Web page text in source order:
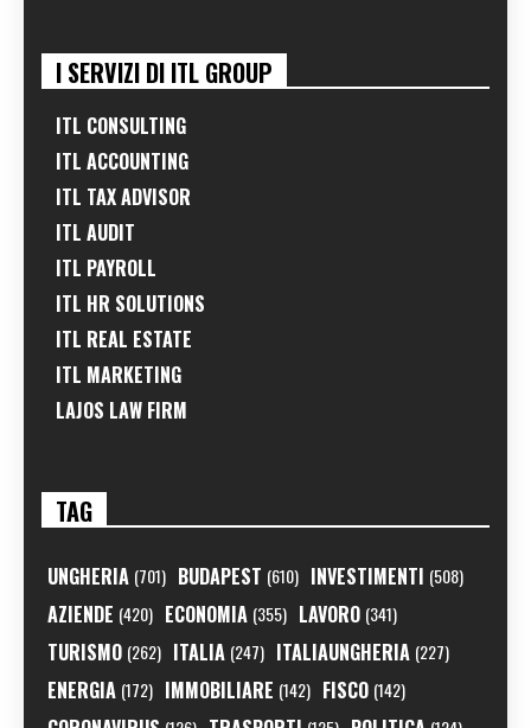
I SERVIZI DI ITL GROUP
ITL CONSULTING
ITL ACCOUNTING
ITL TAX ADVISOR
ITL AUDIT
ITL PAYROLL
ITL HR SOLUTIONS
ITL REAL ESTATE
ITL MARKETING
LAJOS LAW FIRM
TAG
UNGHERIA (701) BUDAPEST (610) INVESTIMENTI (508)
AZIENDE (420) ECONOMIA (355) LAVORO (341)
TURISMO (262) ITALIA (247) ITALIAUNGHERIA (227)
ENERGIA (172) IMMOBILIARE (142) FISCO (142)